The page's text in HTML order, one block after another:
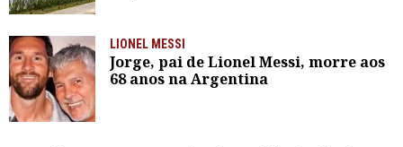
LIONEL MESSI
Jorge, pai de Lionel Messi, morre aos
68 anos na Argentina